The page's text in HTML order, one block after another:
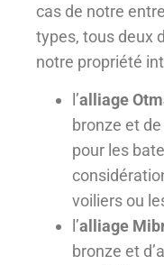
cas de notre
types, tous deux
notre propriété
l’alliage
bronze et
pour les
voiliers ou
l’alliage
bronze et